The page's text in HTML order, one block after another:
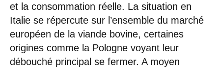
et la consommation réelle. La situation en
Italie se répercute sur l’ensemble du marché
européen de la viande bovine, certaines
origines comme la Pologne voyant leur
débouché principal se fermer. A moyen